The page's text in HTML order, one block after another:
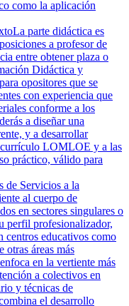
como la aplicación
La parte didáctica es
a profesor de
entre obtener plaza o
Didáctica y
opositores que se
con experiencia que
conforme a los
a diseñar una
y a desarrollar
currículo LOMLOE y a las
práctico, válido para
de Servicios a la
al cuerpo de
en sectores singulares o
perfil profesionalizador,
centros educativos como
áreas más
en la vertiente más
a colectivos en
y técnicas de
el desarrollo